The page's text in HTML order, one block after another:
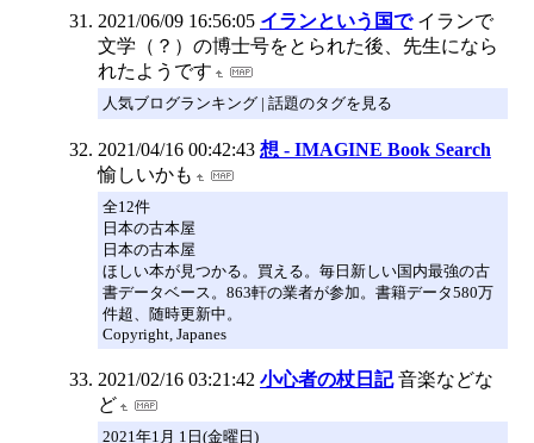
2021/06/09 16:56:05 イランという国で イランで
文学（？）の博士号をとられた後、先生になら
れたようです
人気ブログランキング | 話題のタグを見る
2021/04/16 00:42:43 想 - IMAGINE Book Search
愉しいかも
全12件
日本の古本屋
日本の古本屋
ほしい本が見つかる。買える。毎日新しい国内最強の古
書データベース。863軒の業者が参加。書籍データ580万
件超、随時更新中。
Copyright, Japanes
2021/02/16 03:21:42 小心者の杖日記 音楽などな
ど
2021年1月 1日(金曜日)